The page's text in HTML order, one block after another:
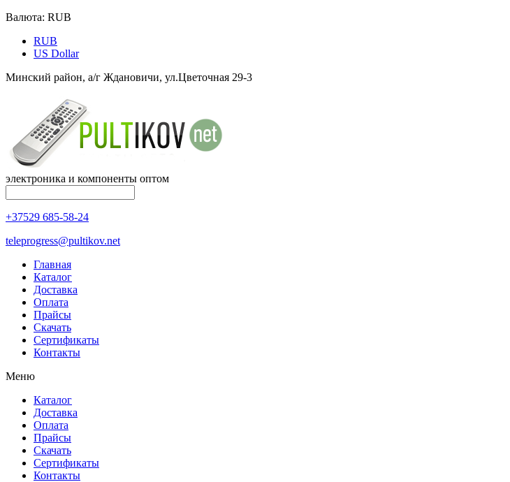
Валюта: RUB
RUB
US Dollar
Минский район, а/г Ждановичи, ул.Цветочная 29-3
электроника и компоненты оптом
+37529 685-58-24
teleprogress@pultikov.net
Главная
Каталог
Доставка
Оплата
Прайсы
Cкачать
Сертификаты
Контакты
Меню
Каталог
Доставка
Оплата
Прайсы
Cкачать
Сертификаты
Контакты